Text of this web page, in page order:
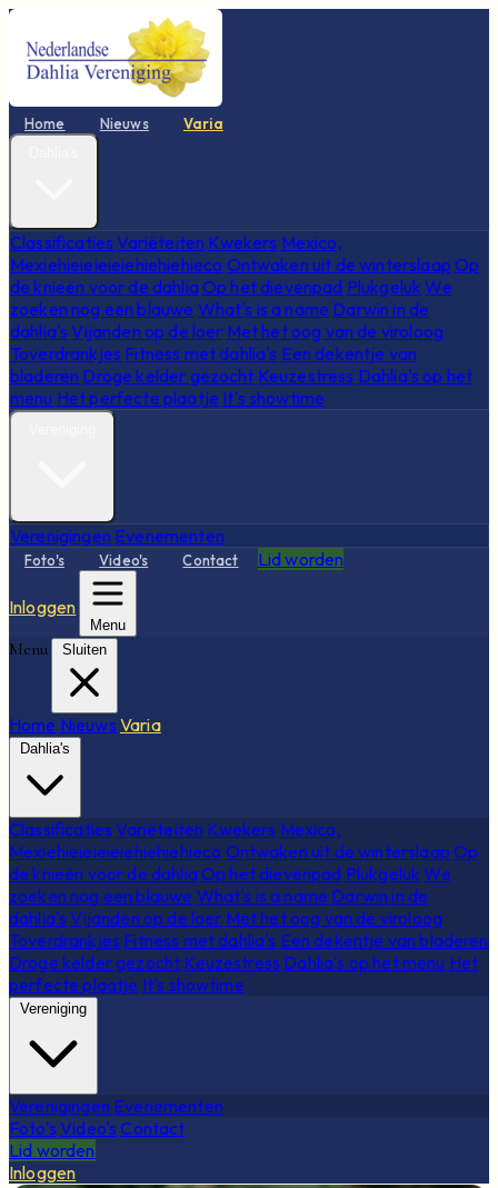
Home Nieuws Varia
Classificaties Variëteiten Kwekers Mexico,
Mexiehieieieieiehiehiehieco Ontwaken uit de winterslaap Op
de knieën voor de dahliaOp het dievenpad Plukgeluk We
zoeken nog een blauwe What's is a name Darwin in de
dahlia's Vijanden op de loer Met het oog van de viroloog
Toverdrankjes Fitness met dahlia's Een dekentje van
bladeren Droge kelder gezocht Keuzestress Dahlia's op het
menu Het perfecte plaatje It's showtime
Verenigingen Evenementen
Foto's Video's Contact Lid worden
Inloggen
Menu
Menu Sluiten
Home Nieuws Varia
Dahlia's
Classificaties Variëteiten Kwekers Mexico,
Mexiehieieieieiehiehiehieco Ontwaken uit de winterslaap Op
de knieën voor de dahliaOp het dievenpad Plukgeluk We
zoeken nog een blauwe What's is a name Darwin in de
dahlia's Vijanden op de loer Met het oog van de viroloog
Toverdrankjes Fitness met dahlia's Een dekentje van bladeren
Droge kelder gezocht Keuzestress Dahlia's op het menu Het
perfecte plaatje It's showtime
Vereniging
Verenigingen Evenementen
Foto's Video's Contact
Lid worden
Inloggen